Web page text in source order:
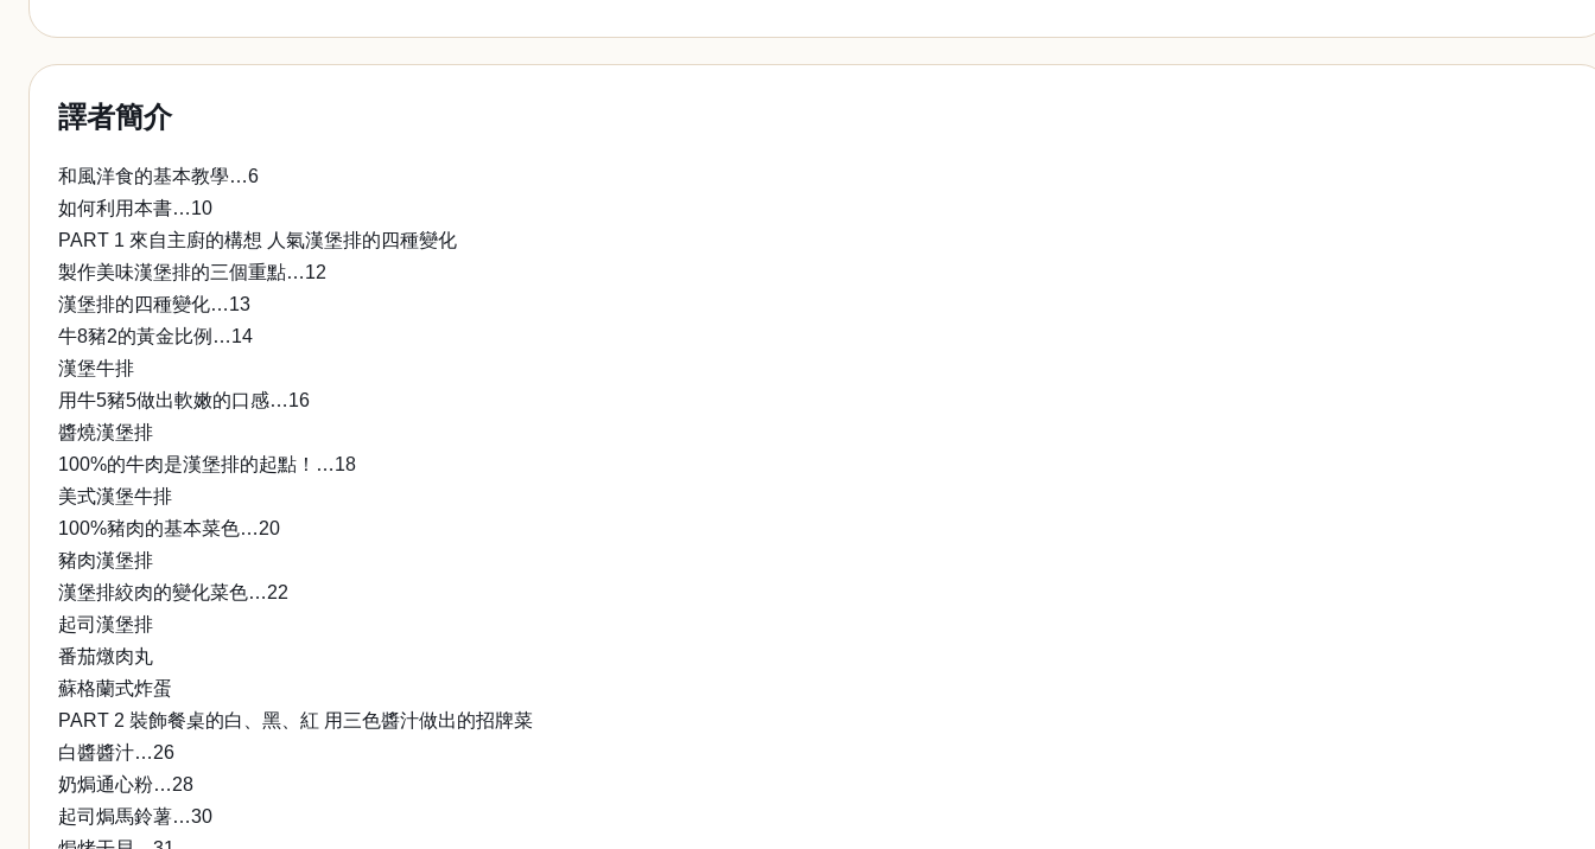
譯者簡介
和風洋食的基本教學…6
如何利用本書…10
PART 1 來自主廚的構想 人氣漢堡排的四種變化
製作美味漢堡排的三個重點…12
漢堡排的四種變化…13
牛8豬2的黃金比例…14
漢堡牛排
用牛5豬5做出軟嫩的口感…16
醬燒漢堡排
100%的牛肉是漢堡排的起點！…18
美式漢堡牛排
100%豬肉的基本菜色…20
豬肉漢堡排
漢堡排絞肉的變化菜色…22
起司漢堡排
番茄燉肉丸
蘇格蘭式炸蛋
PART 2 裝飾餐桌的白、黑、紅 用三色醬汁做出的招牌菜
白醬醬汁…26
奶焗通心粉…28
起司焗馬鈴薯…30